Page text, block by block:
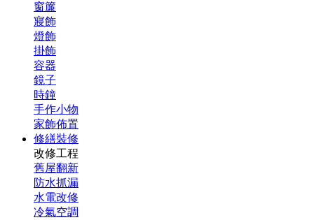
窗簾
寢飾
燈飾
掛飾
容器
鏡子
時鐘
手作小物
家飾佈置
修繕裝修
改修工程
舊屋翻新
防水抓漏
水電改修
冷氣空調